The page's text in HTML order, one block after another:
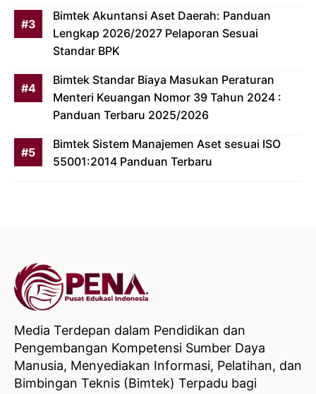
Bimtek Akuntansi Aset Daerah: Panduan
Lengkap 2026/2027 Pelaporan Sesuai
Standar BPK
Bimtek Standar Biaya Masukan Peraturan
Menteri Keuangan Nomor 39 Tahun 2024 :
Panduan Terbaru 2025/2026
Bimtek Sistem Manajemen Aset sesuai ISO
55001:2014 Panduan Terbaru
Media Terdepan dalam Pendidikan dan
Pengembangan Kompetensi Sumber Daya
Manusia, Menyediakan Informasi, Pelatihan, dan
Bimbingan Teknis (Bimtek) Terpadu bagi